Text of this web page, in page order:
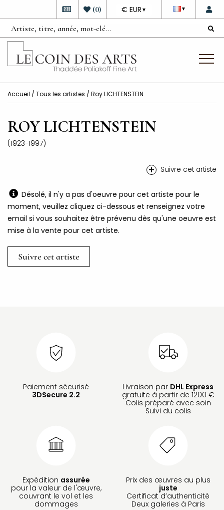
▼
DEVISE
€ EUR ▼
(0)
Accueil / Tous les artistes / Roy LICHTENSTEIN
ROY LICHTENSTEIN
(1923-1997)
+ Suivre cet artiste
Désolé, il n'y a pas d'oeuvre pour cet artiste pour le
moment, veuillez cliquez ci-dessous et renseignez votre
email si vous souhaitez être prévenu dès qu'une oeuvre est
mise à la vente pour cet artiste.
Suivre cet artiste
Paiement sécurisé
3DSecure 2.2
Livraison par DHL Express
gratuite à partir de 1200 €
Colis préparé avec soin
Suivi du colis
Expédition assurée
pour la valeur de l'œuvre,
couvrant le vol et les
dommages
Prix des œuvres au plus
juste
Certificat d’authenticité
Deux galeries à Paris